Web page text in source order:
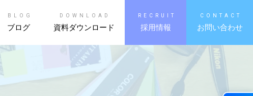
BLOG
ブログ
DOWNLOAD
資料ダウンロード
RECRUIT
採用情報
CONTACT
お問い合わせ